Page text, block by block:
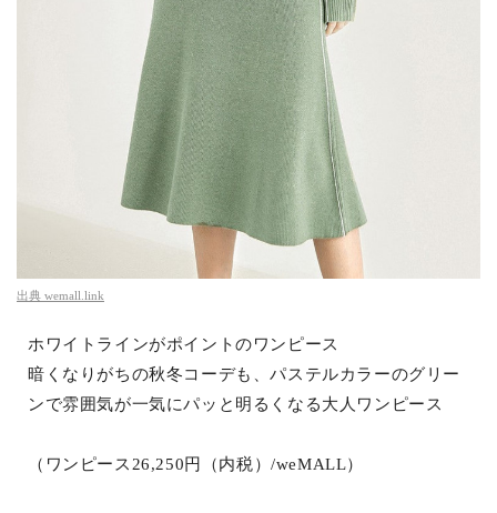
出典 wemall.link
ホワイトラインがポイントのワンピース
暗くなりがちの秋冬コーデも、パステルカラーのグリー
ンで雰囲気が一気にパッと明るくなる大人ワンピース
（ワンピース26,250円（内税）/weMALL）